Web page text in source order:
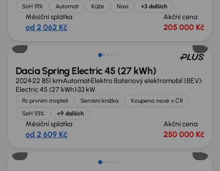
SoH 91% Automat Kůže Navi +3 dalších
Měsíční splátka
od 2 062 Kč
Akční cena
205 000 Kč
Ušetříte 129 999 Kč
Dacia Spring Electric 45 (27 kWh)
202422 851 kmAutomatElektro Bateriový elektromobil (BEV)
Electric 45 (27 kWh)33 kW
Po prvním majiteli Servisní knížka
Koupeno nové v ČR
SoH 93%
+9 dalších
Měsíční splátka
od 2 609 Kč
Akční cena
250 000 Kč
Možnost odpočtu DPH